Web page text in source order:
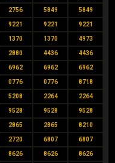
2756 5849 5849
9221 9221 9221
1370 1370 4973
2880 4436 4436
6962 6962 6962
0776 0776 8718
5208 2264 2264
9528 9528 9528
2865 2865 8210
2720 6807 6807
8626 8626 8626